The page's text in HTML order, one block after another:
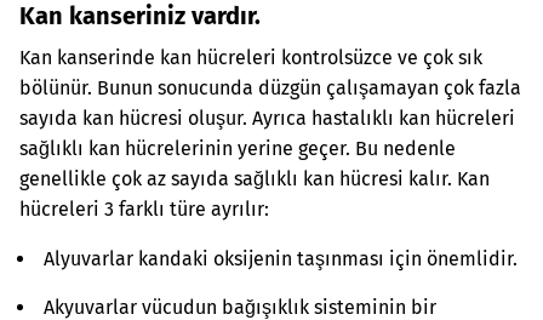
Kan kanseriniz vardır.
Kan kanserinde kan hücreleri kontrolsüzce ve çok sık
bölünür. Bunun sonucunda düzgün çalışamayan çok fazla
sayıda kan hücresi oluşur. Ayrıca hastalıklı kan hücreleri
sağlıklı kan hücrelerinin yerine geçer. Bu nedenle
genellikle çok az sayıda sağlıklı kan hücresi kalır. Kan
hücreleri 3 farklı türe ayrılır:
Alyuvarlar kandaki oksijenin taşınması için önemlidir.
Akyuvarlar vücudun bağışıklık sisteminin bir